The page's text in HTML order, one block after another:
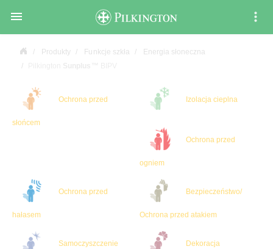

Produkty Funkcje szkła
Energia słoneczna
Ochrona przed
słońcem
Izolacja cieplna
Ochrona przed
ogniem
Ochrona przed
hałasem
Bezpieczeństwo/
Ochrona przed atakiem
Samoczyszczenie Dekoracja